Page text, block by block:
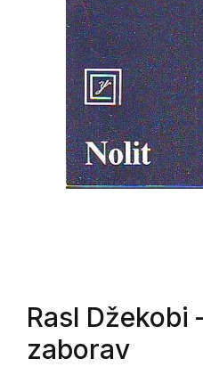
Rasl Džekobi
zaborav